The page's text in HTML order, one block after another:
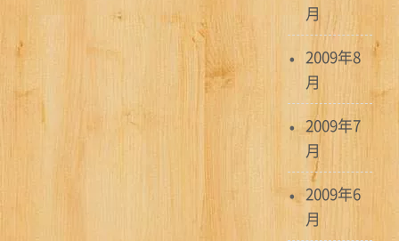
月
2009年8
月
2009年7
月
2009年6
月